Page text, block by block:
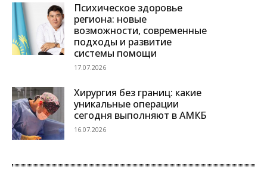
Психическое здоровье
региона: новые
возможности, современные
подходы и развитие
системы помощи
17.07.2026
Хирургия без границ: какие
уникальные операции
сегодня выполняют в АМКБ
16.07.2026